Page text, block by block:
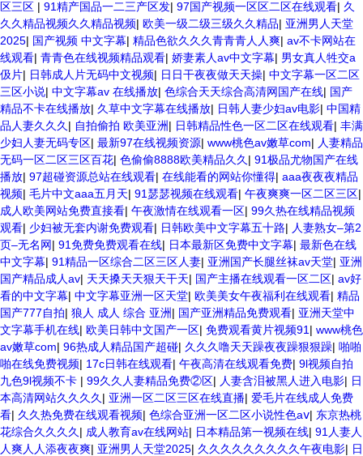
区三区 | 91精产国品一二三产区发| 97国产视频一区区二区在线观看| 久
久久精品视频久久精品视频| 欧美一级二级三级久久精品| 亚洲男人天堂
2025| 国产视频 中文字幕| 精品色欲久久久青青青人人爽| av不卡网站在
线观看| 青青色在线视频精品观看| 娇妻素人av中文字幕| 男女真人牲交a
伋片| 日韩成人片无码中文视频| 日日干夜夜做天天操| 中文字幕一区二区
三区小说| 中文字幕av 在线播放| 色综合天天综合高清网国产在线| 国产
精品不卡在线播放| 久草中文字幕在线播放| 日韩人妻少妇av电影| 中国精
品人妻久久久 | 自拍偷拍 欧美亚洲| 日韩精品性色一区二区在线观看| 丰满
少妇人妻无码专区| 最新97在线视频资源| www桃色av嫩草com| 人妻精品
无码一区二区三区百花| 色偷偷8888欧美精品久久 | 91极品尤物国产在线
播放| 97超碰资源总站在线观看| 在线能看的网站你懂得| aaa夜夜夜精品
视频| 毛片中文aaa五月天| 91瑟瑟视频在线观看| 午夜爽爽一区二区三区|
成人欧美网站免费直接看| 午夜激情在线观看一区| 99久热在线精品视频
观看| 少妇被无套内谢免费观看| 日韩欧美中文字幕五十路| 人妻熟女–第2
页–无名网| 91免费免费观看在线| 日本最新区免费中文字幕| 最新色在线
中文字幕| 91精品一区综合二区三区人妻| 亚洲国产长腿丝袜av天堂| 亚洲
国产精品成人av| 天天搡天天狠天干天| 国产主播在线观看一区二区| av好
看的中文字幕| 中文字幕亚洲一区天堂| 欧美美女午夜福利在线观看| 精品
国产777自拍| 狼人 成人 综合 亚洲| 国产亚洲精品免费观看| 亚洲天堂中
文字幕手机在线| 欧美日韩中文国产一区| 免费观看黄片视频91 | www桃色
av嫩草com| 96热成人精品国产超碰| 久久久噜天天躁夜夜躁狠狠躁| 啪啪
啪在线免费视频| 17c日韩在线观看| 午夜高清在线观看免费| 9l视频自拍
九色9l视频不卡 | 99久久人妻精品免费②区| 人妻含泪被黑人进入电影| 日
本高清网站久久久久 | 亚洲一区二区三区在线直播| 爱毛片在线成人免费
看| 久久热免费在线观看视频| 色综合亚洲一区二区小说性色aⅴ| 东京热桃
花综合久久久久 | 成人教育av在线网站| 日本精品第一视频在线| 91人妻人
人爽人人添夜夜爽| 亚洲男人天堂2025| 久久久久久久久久久午夜电影| 日